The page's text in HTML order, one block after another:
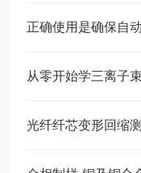
正确使用是确保自
光纤纤芯变形回缩